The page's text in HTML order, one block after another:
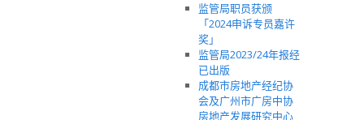
监管局职员获颁
「2024申诉专员嘉许
奖」
监管局2023/24年报经
已出版
成都市房地产经纪协
会及广州市广房中协
房地产发展研究中心